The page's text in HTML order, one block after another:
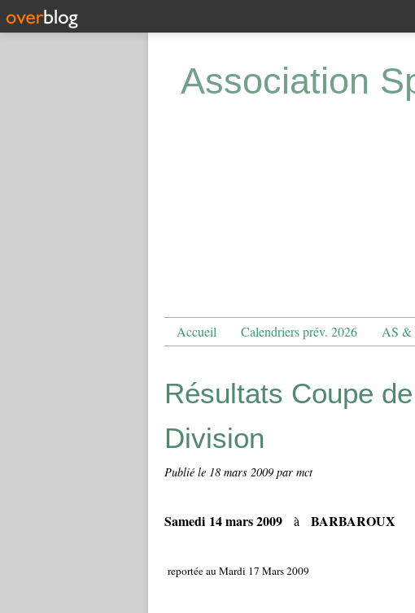
Association
Accueil Calendriers prév. 2026 AS &
Résultats Coupe
Division
Publié le 18 mars 2009 par mct
Samedi 14 mars 2009 à BARBAROUX
reportée au Mardi 17 Mars 2009